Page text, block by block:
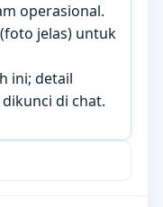
operasional.
jelas) untuk
ini; detail
di chat.